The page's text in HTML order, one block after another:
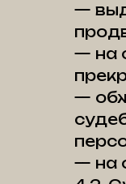
—
— на
—
— на